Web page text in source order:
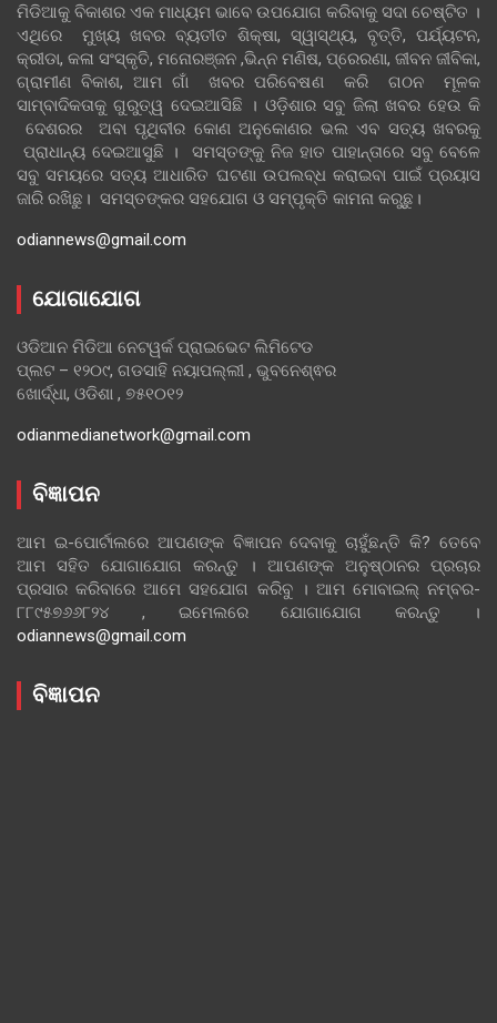
ମିଡିଆକୁ ବିକାଶର ଏକ ମାଧ୍ୟମ ଭାବେ ଉପଯୋଗ କରିବାକୁ ସଦା ଚେଷ୍ଟିତ ।
ଏଥିରେ ମୁଖ୍ୟ ଖବର ବ୍ୟତୀତ ଶିକ୍ଷା, ସ୍ୱାସ୍ଥ୍ୟ, ବୃତ୍ତି, ପର୍ଯ୍ୟଟନ,
କ୍ରୀଡା, କଳା ସଂସ୍କୃତି, ମନୋରଞ୍ଜନ ,ଭିନ୍ନ ମଣିଷ, ପ୍ରେରଣା, ଜୀବନ ଜୀବିକା,
ଗ୍ରାମୀଣ ବିକାଶ, ଆମ ଗାଁ ଖବର ପରିବେଷଣ କରି ଗଠନ ମୂଳକ
ସାମ୍ବାଦିକତାକୁ ଗୁରୁତ୍ୱ ଦେଇଆସିଛି । ଓଡ଼ିଶାର ସବୁ ଜିଲା ଖବର ହେଉ କି
ଦେଶରର ଅବା ପୃଥିବୀର କୋଣ ଅନୁକୋଣର ଭଲ ଏବ ସତ୍ୟ ଖବରକୁ
ପ୍ରାଧାନ୍ୟ ଦେଇଆସୁଛି । ସମସ୍ତଙ୍କୁ ନିଜ ହାତ ପାହାନ୍ତାରେ ସବୁ ବେଳେ
ସବୁ ସମୟରେ ସତ୍ୟ ଆଧାରିତ ଘଟଣା ଉପଲବ୍ଧ କରାଇବା ପାଇଁ ପ୍ରୟାସ
ଜାରି ରଖିଛୁ। ସମସ୍ତଙ୍କର ସହଯୋଗ ଓ ସମ୍ପୃକ୍ତି କାମନା କରୁଛୁ।
odiannews@gmail.com
ଯୋଗାଯୋଗ
ଓଡିଆନ ମିଡିଆ ନେଟୱର୍କ ପ୍ରାଇଭେଟ ଲିମିଟେଡ
ପ୍ଲଟ – ୧୨୦୯, ଗଡସାହି ନୟାପଲ୍ଲୀ , ଭୁବନେଶ୍ଵର
ଖୋର୍ଦ୍ଧା, ଓଡିଶା , ୭୫୧୦୧୨
odianmedianetwork@gmail.com
ବିଜ୍ଞାପନ
ଆମ ଇ-ପୋର୍ଟାଲରେ ଆପଣଙ୍କ ବିଜ୍ଞାପନ ଦେବାକୁ ଚାହୁଁଛନ୍ତି କି? ତେବେ
ଆମ ସହିତ ଯୋଗାଯୋଗ କରନ୍ତୁ । ଆପଣଙ୍କ ଅନୁଷ୍ଠାନର ପ୍ରଚାର
ପ୍ରସାର କରିବାରେ ଆମେ ସହଯୋଗ କରିବୁ । ଆମ ମୋବାଇଲ୍ ନମ୍ବର-
୮୮୯୫୭୬୬୮୨୪ , ଇମେଲରେ ଯୋଗାଯୋଗ କରନ୍ତୁ ।
odiannews@gmail.com
ବିଜ୍ଞାପନ